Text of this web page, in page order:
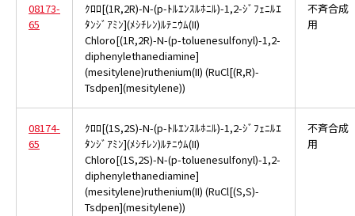
08173-
65
ｸﾛﾛ[(1R,2R)-N-(p-ﾄﾙｴﾝｽﾙﾎﾆﾙ)-1,2-ｼﾞﾌｪﾆﾙｴ
ﾀﾝｼﾞｱﾐﾝ](ﾒｼﾁﾚﾝ)ﾙﾃﾆｳﾑ(II)
Chloro[(1R,2R)-N-(p-toluenesulfonyl)-1,2-
diphenylethanediamine]
(mesitylene)ruthenium(II) (RuCl[(R,R)-
Tsdpen](mesitylene))
不斉合成
用
08174-
65
ｸﾛﾛ[(1S,2S)-N-(p-ﾄﾙｴﾝｽﾙﾎﾆﾙ)-1,2-ｼﾞﾌｪﾆﾙｴ
ﾀﾝｼﾞｱﾐﾝ](ﾒｼﾁﾚﾝ)ﾙﾃﾆｳﾑ(II)
Chloro[(1S,2S)-N-(p-toluenesulfonyl)-1,2-
diphenylethanediamine]
(mesitylene)ruthenium(II) (RuCl[(S,S)-
Tsdpen](mesitylene))
不斉合成
用